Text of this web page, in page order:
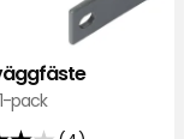
pack